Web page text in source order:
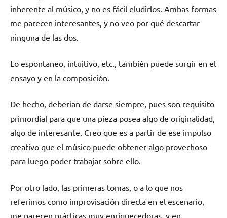
inherente al músico, y no es fácil eludirlos. Ambas formas
me parecen interesantes, y no veo por qué descartar
ninguna de las dos.
Lo espontaneo, intuitivo, etc., también puede surgir en el
ensayo y en la composición.
De hecho, deberían de darse siempre, pues son requisito
primordial para que una pieza posea algo de originalidad,
algo de interesante. Creo que es a partir de ese impulso
creativo que el músico puede obtener algo provechoso
para luego poder trabajar sobre ello.
Por otro lado, las primeras tomas, o a lo que nos
referimos como improvisación directa en el escenario,
me parecen prácticas muy enriquecedoras, y en